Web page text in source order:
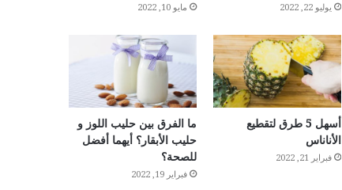
يوليو 22, 2022 مايو 10, 2022
أسهل 5 طرق لتقطيع
الأناناس
فبراير 21, 2022
ما الفرق بين حليب اللوز و
حليب الأبقار؟ أيهما أفضل
للصحة؟
فبراير 19, 2022